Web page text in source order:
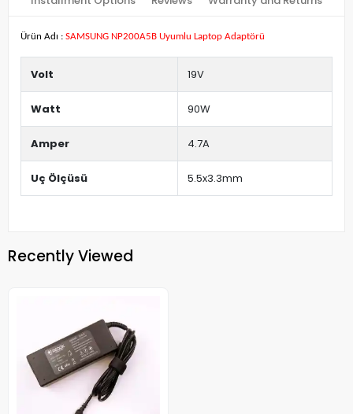
Ürün Adı : SAMSUNG NP200A5B Uyumlu Laptop Adaptörü
Volt 19V
Watt 90W
Amper 4.7A
Uç Ölçüsü 5.5x3.3mm
Recently Viewed